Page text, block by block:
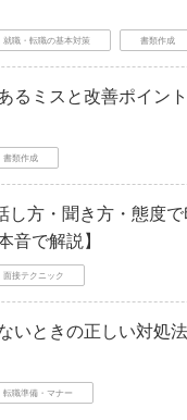
就職・転職の基本対策 書類作成
るミスと改善ポイン
書類作成
し方・聞き方・態度
音で解説】
面接テクニック
いときの正しい対処
転職準備・マナー